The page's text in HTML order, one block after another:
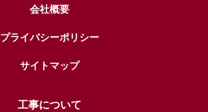
会社概要
プライバシーポリシー
サイトマップ
工事について